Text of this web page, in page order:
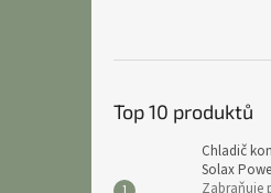
Top 10 produktů
Chladič
Solax
Zabraňuje